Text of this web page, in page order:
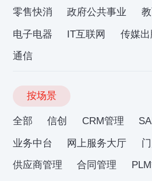
零售快消
政府公共事业
电子电器
IT互联网 传媒出
通信
按场景
全部 信创 CRM管理
业务中台
网上服务大厅
供应商管理
合同管理